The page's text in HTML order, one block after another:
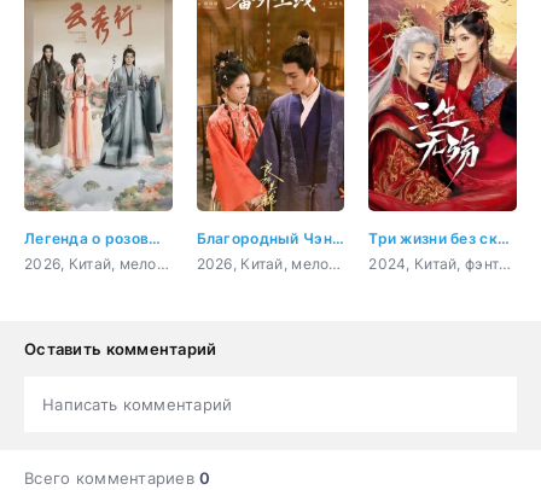
Легенда о розовых облаках
2026, Китай, мелодрама, фэнтези
Благородный Чэнь и прекрасная Цзинь
2026, Китай, мелодрама, история
Три жизни без скорби
2024, Китай, фэнтези, мелодрама, драма, боевик
Оставить комментарий
Написать комментарий
Всего комментариев0